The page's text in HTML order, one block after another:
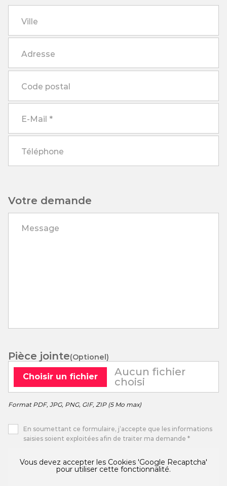
Votre demande
Choisir un fichier
Aucun fichier
choisi
Pièce jointe
PDF, JPG, PNG, GIF, ZIP (5 Mo max)
En soumettant ce formulaire, j’accepte que les informations
saisies soient exploitées afin de traiter ma demande *
Vous devez accepter les Cookies 'Google Recaptcha'
pour utiliser cette fonctionnalité.